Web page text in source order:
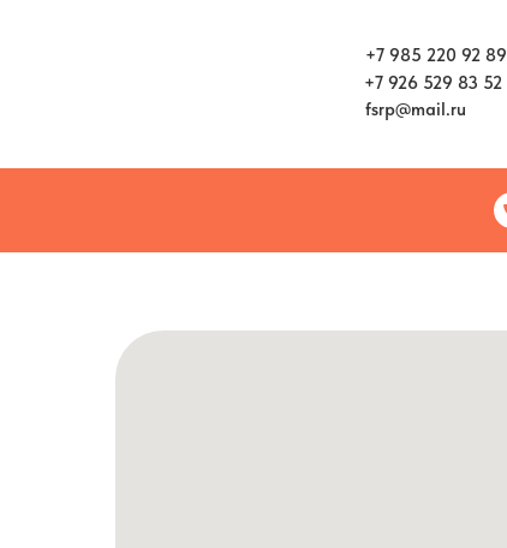
+7 985 220 92 89
+7 926 529 83 52
fsrp@mail.ru